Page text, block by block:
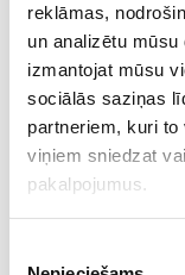
reklāmas,
un analizētu
izmantojat mūsu
sociālās saziņas
partneriem, kuri
viņiem sniedzat
pakalpojumus.
An online
products,
main value.
garden!